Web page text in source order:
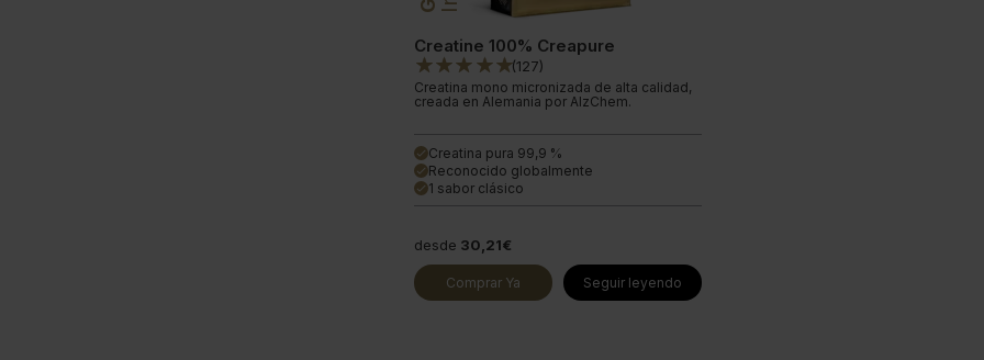
Creatine 100% Creapure
(127)
Creatina mono micronizada de alta calidad,
creada en Alemania por AlzChem.
done Creatina pura 99,9 %
done Reconocido globalmente
done 1 sabor clásico
desde 30,21€
Comprar Ya Seguir leyendo